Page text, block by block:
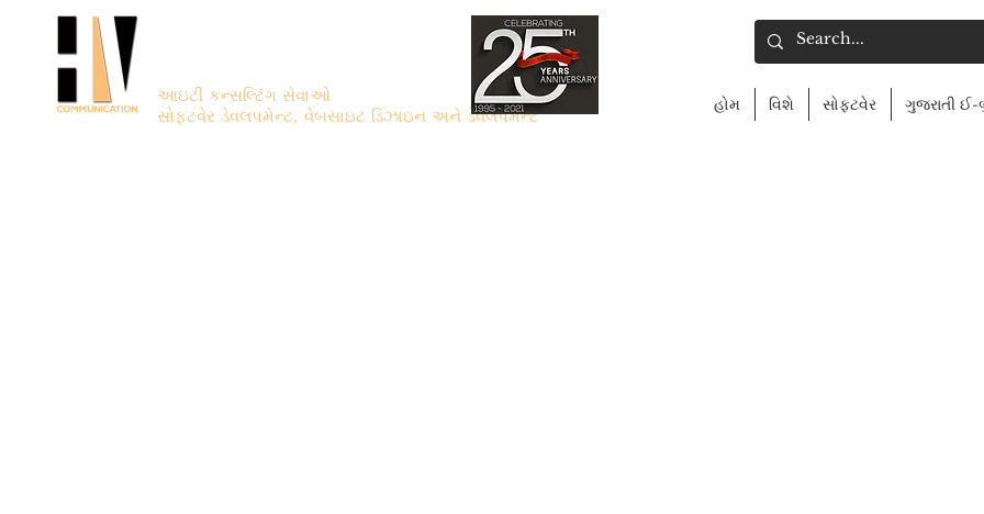
આઇટી કન્સલ્ટિંગ સેવાઓ
સોફ્ટવેર ડેવલપમેન્ટ, વેબસાઇટ ડિઝાઇન અને ડેવલપમેન્ટ
હોમ વિશે સોફ્ટવેર ગુજરાતી